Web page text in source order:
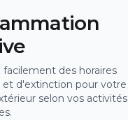
des horaires
et d'extinction pour votre
selon vos activités